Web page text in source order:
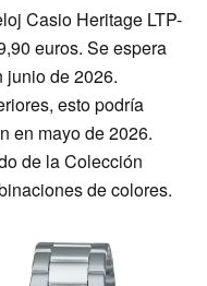
Casio Heritage LTP-
euros. Se espera
junio de 2026.
esto podría
en mayo de 2026.
de la Colección
de colores.